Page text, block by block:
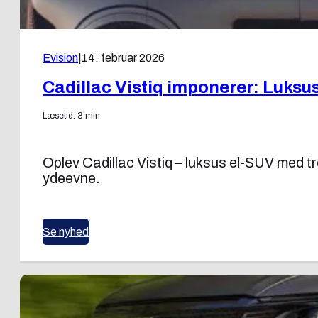
Evision 14. februar 2026
Cadillac Vistiq imponerer:
Læsetid: 3 min
Oplev Cadillac Vistiq – luksus el-SUV med
ydeevne.
Se nyhed